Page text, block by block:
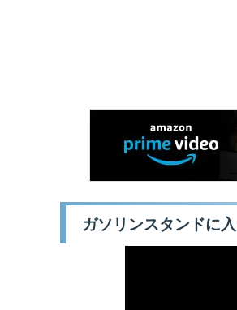
ガソリンスタンドに